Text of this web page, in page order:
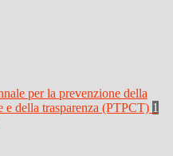
per la prevenzione della
e della trasparenza (PTPCT) 1